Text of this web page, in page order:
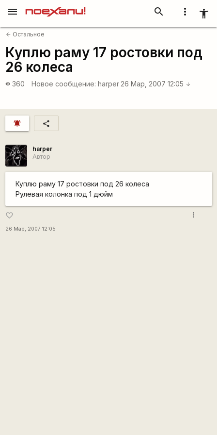
more_vert accessibility_new
search
menu
arrow_back Остальное
Куплю раму 17 ростовки под
26 колеса
visibility 360 Новое сообщение: harper 26 Мар, 2007 12:05 arrow_downward
notifications_active share
harper
Автор
Куплю раму 17 ростовки под 26 колеса
Рулевая колонка под 1 дюйм
favorite_border
26 Мар, 2007 12:05
more_vert